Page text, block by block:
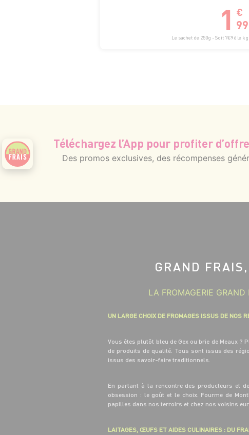
1 €
99
Le sachet de 250g - Soit 7€96 le kg
Téléchargez l’App pour profiter
Des promos exclusives, des récompenses
GRAND
LA FROMAGERIE
UN LARGE CHOIX DE FROMAGES ISSUS DE NOS
Vous êtes plutôt bleu de Gex ou brie de Meaux
de produits de qualité. Tous sont issus des
issus des savoir-faire traditionnels.
En partant à la rencontre des producteurs et
obsession : le goût et le choix. Fourme de
papilles dans nos terroirs et chez nos voisins
LAITAGES, ŒUFS ET AIDES CULINAIRES : DU